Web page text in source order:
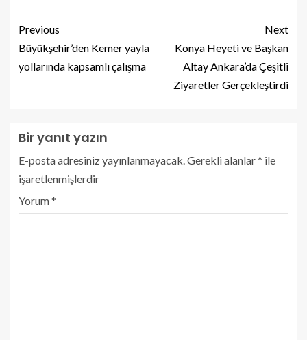
Previous
Büyükşehir’den Kemer yayla
yollarında kapsamlı çalışma
Next
Konya Heyeti ve Başkan
Altay Ankara’da Çeşitli
Ziyaretler Gerçekleştirdi
Bir yanıt yazın
E-posta adresiniz yayınlanmayacak.Gerekli alanlar* ile
işaretlenmişlerdir
Yorum*